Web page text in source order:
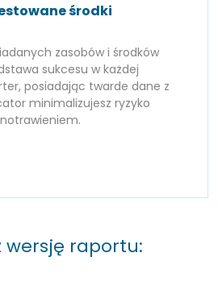
środki
zasobów i środków
sukcesu w każdej
posiadając twarde dane z
minimalizujesz ryzyko
wersję raportu: